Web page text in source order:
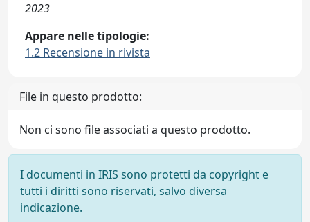
2023
Appare nelle tipologie:
1.2 Recensione in rivista
File in questo prodotto:
Non ci sono file associati a questo prodotto.
I documenti in IRIS sono protetti da copyright e
tutti i diritti sono riservati, salvo diversa
indicazione.